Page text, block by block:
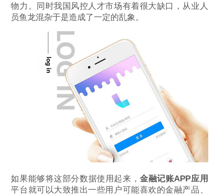
物力。同时我国风控人才市场有着很大缺口，从业人
员鱼龙混杂于是造成了一定的乱象。
如果能够将这部分数据使用起来，金融记账APP应用
平台就可以大致推出一些用户可能喜欢的金融产品、